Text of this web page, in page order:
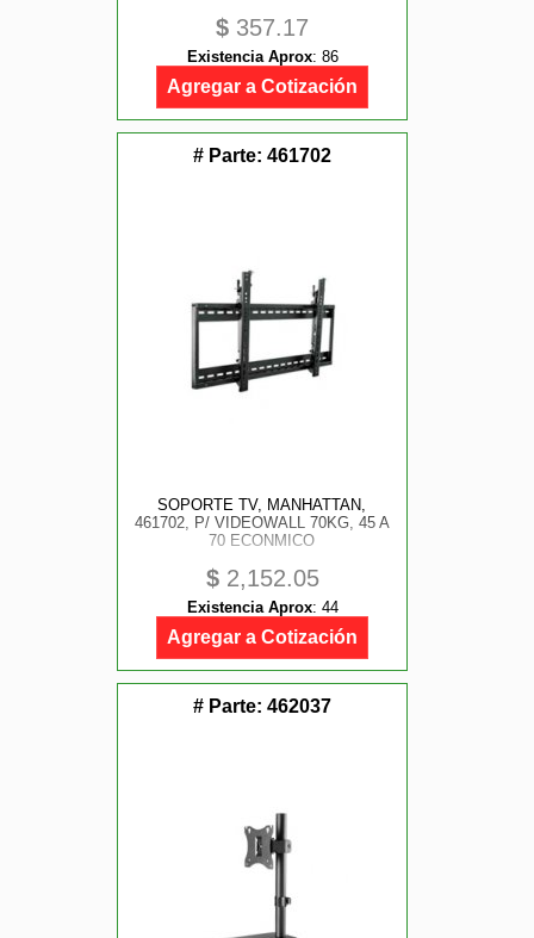
$ 357.17
Existencia Aprox: 86
Agregar a Cotización
# Parte: 461702
SOPORTE TV, MANHATTAN,
461702, P/ VIDEOWALL 70KG, 45 A
70 ECONMICO
$2,152.05
Existencia Aprox: 44
Agregar a Cotización
# Parte: 462037